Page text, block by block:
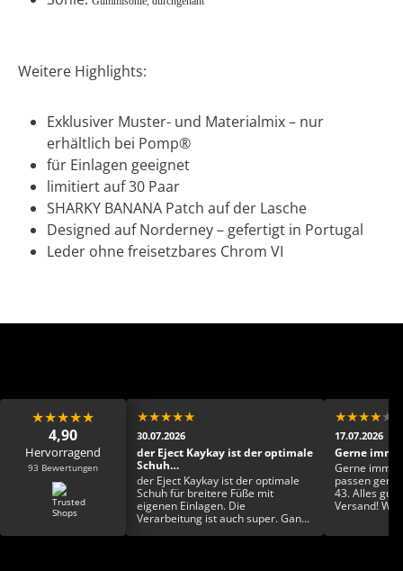
Weitere Highlights:
Exklusiver Muster- und Materialmix – nur
erhältlich bei Pomp®
für Einlagen geeignet
limitiert auf 30 Paar
SHARKY BANANA Patch auf der Lasche
Designed auf Norderney – gefertigt in Portugal
Leder ohne freisetzbares Chrom VI
★★★★★
4,90
Hervorragend
93 Bewertungen
Dankeschön 🙏🏾
Dankeschön 🙏🏾
★★★★★
30.07.2026
der Eject Kaykay ist der optimale
Schuh…
der Eject Kaykay ist der optimale
Schuh für breitere Füße mit
eigenen Einlagen. Die
Verarbeitung ist auch super. Ganz
★★★★★
17.07.2026
Gerne
Gerne
passen
43. Alles gut
Versand!